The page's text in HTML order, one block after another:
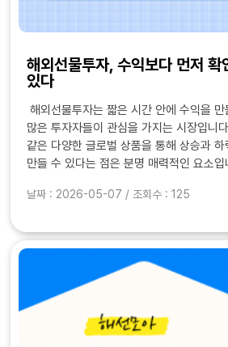
해외선물투자, 수익보다 먼저 확
있다
해외선물투자는 짧은 시간 안에 수익을 만
많은 투자자들이 관심을 가지는 시장입니
같은 다양한 글로벌 상품을 통해 상승과
만들 수 있다는 점은 분명 매력적인 요소
겪습니다.수익이 나는 날도 분명 있는데, ..
날짜 : 2026-05-07 / 조회수 : 125